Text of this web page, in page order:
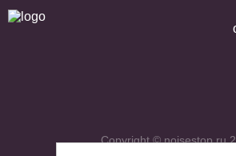
Copyright © noisestop.ru